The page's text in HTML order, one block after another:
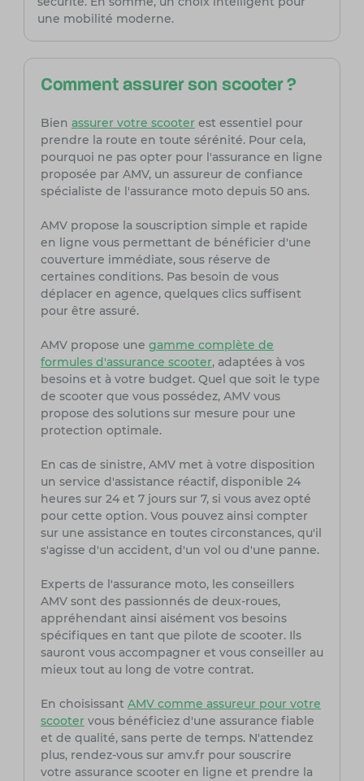
une mobilité moderne.
Comment assurer son scooter ?
Bien assurer votre scooterest essentiel pour
prendre la route en toute sérénité. Pour cela,
pourquoi ne pas opter pour l'assurance en ligne
proposée par AMV, un assureur de confiance
spécialiste de l'assurance moto depuis 50 ans.
AMV propose la souscription simple et rapide
en ligne vous permettant de bénéficier d'une
couverture immédiate, sous réserve de
certaines conditions. Pas besoin de vous
déplacer en agence, quelques clics suffisent
pour être assuré.
AMV propose une gamme complète de
formules d'assurance scooter, adaptées à vos
besoins et à votre budget. Quel que soit le type
de scooter que vous possédez, AMV vous
propose des solutions sur mesure pour une
protection optimale.
En cas de sinistre, AMV met à votre disposition
un service d'assistance réactif, disponible 24
heures sur 24 et 7 jours sur 7, si vous avez opté
pour cette option. Vous pouvez ainsi compter
sur une assistance en toutes circonstances, qu'il
s'agisse d'un accident, d'un vol ou d'une panne.
Experts de l'assurance moto, les conseillers
AMV sont des passionnés de deux-roues,
appréhendant ainsi aisément vos besoins
spécifiques en tant que pilote de scooter. Ils
sauront vous accompagner et vous conseiller au
mieux tout au long de votre contrat.
En choisissant AMV comme assureur pour votre
scootervous bénéficiez d'une assurance fiable
et de qualité, sans perte de temps. N'attendez
plus, rendez-vous sur amv.fr pour souscrire
votre assurance scooter en ligne et prendre la